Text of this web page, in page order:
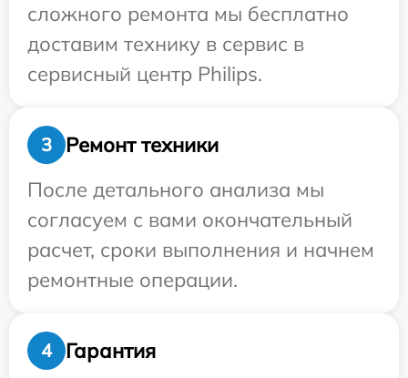
сложного ремонта мы бесплатно
доставим технику в сервис в
сервисный центр Philips.
3
Ремонт техники
После детального анализа мы
согласуем с вами окончательный
расчет, сроки выполнения и начнем
ремонтные операции.
4 Гарантия